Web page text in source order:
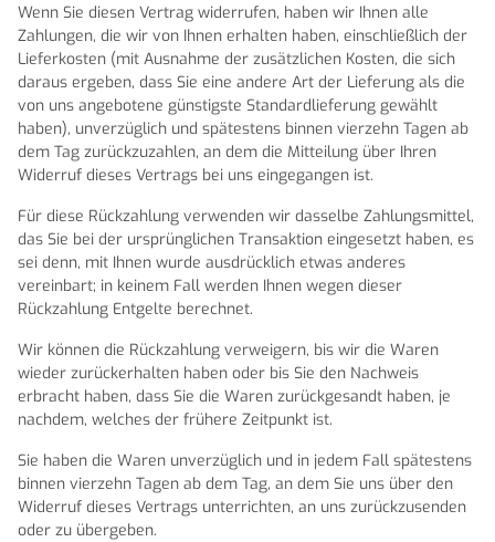
Wenn Sie diesen Vertrag widerrufen, haben wir Ihnen alle
Zahlungen, die wir von Ihnen erhalten haben, einschließlich der
Lieferkosten (mit Ausnahme der zusätzlichen Kosten, die sich
daraus ergeben, dass Sie eine andere Art der Lieferung als die
von uns angebotene günstigste Standardlieferung gewählt
haben), unverzüglich und spätestens binnen vierzehn Tagen ab
dem Tag zurückzuzahlen, an dem die Mitteilung über Ihren
Widerruf dieses Vertrags bei uns eingegangen ist.
Für diese Rückzahlung verwenden wir dasselbe Zahlungsmittel,
das Sie bei der ursprünglichen Transaktion eingesetzt haben, es
sei denn, mit Ihnen wurde ausdrücklich etwas anderes
vereinbart; in keinem Fall werden Ihnen wegen dieser
Rückzahlung Entgelte berechnet.
Wir können die Rückzahlung verweigern, bis wir die Waren
wieder zurückerhalten haben oder bis Sie den Nachweis
erbracht haben, dass Sie die Waren zurückgesandt haben, je
nachdem, welches der frühere Zeitpunkt ist.
Sie haben die Waren unverzüglich und in jedem Fall spätestens
binnen vierzehn Tagen ab dem Tag, an dem Sie uns über den
Widerruf dieses Vertrags unterrichten, an uns zurückzusenden
oder zu übergeben.